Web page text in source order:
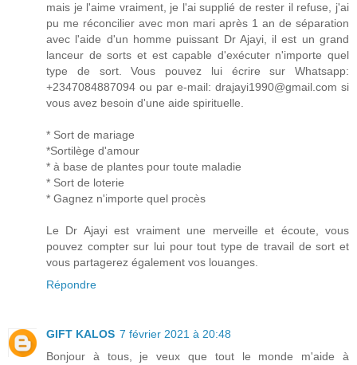
mais je l'aime vraiment, je l'ai supplié de rester il refuse, j'ai
pu me réconcilier avec mon mari après 1 an de séparation
avec l'aide d'un homme puissant Dr Ajayi, il est un grand
lanceur de sorts et est capable d'exécuter n'importe quel
type de sort. Vous pouvez lui écrire sur Whatsapp:
+2347084887094 ou par e-mail: drajayi1990@gmail.com si
vous avez besoin d'une aide spirituelle.
* Sort de mariage
*Sortilège d'amour
* à base de plantes pour toute maladie
* Sort de loterie
* Gagnez n'importe quel procès
Le Dr Ajayi est vraiment une merveille et écoute, vous
pouvez compter sur lui pour tout type de travail de sort et
vous partagerez également vos louanges.
Répondre
GIFT KALOS 7 février 2021 à 20:48
Bonjour à tous, je veux que tout le monde m'aide à